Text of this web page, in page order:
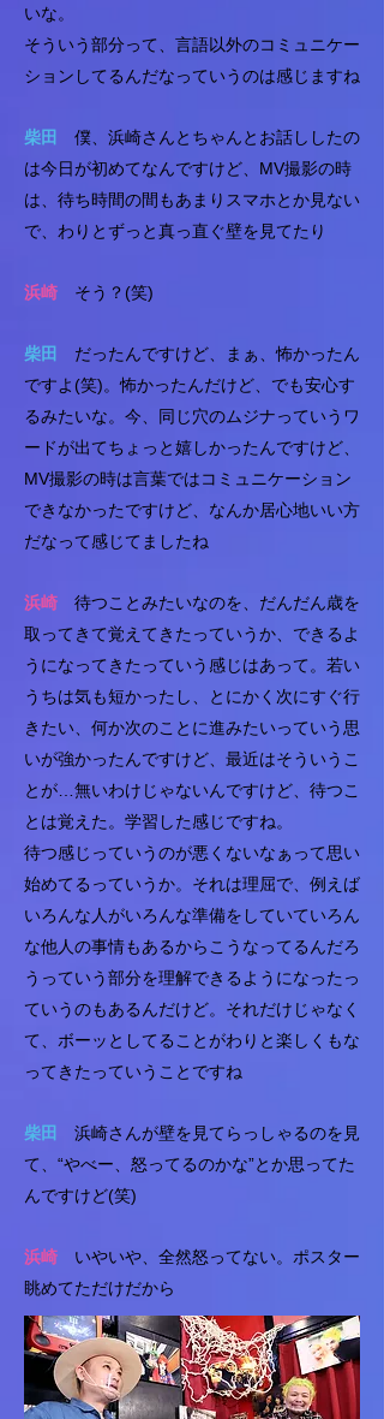
いな。
そういう部分って、言語以外のコミュニケー
ションしてるんだなっていうのは感じますね
柴田
僕、浜崎さんとちゃんとお話ししたの
は今日が初めてなんですけど、MV撮影の時
は、待ち時間の間もあまりスマホとか見ない
で、わりとずっと真っ直ぐ壁を見てたり
浜崎 そう？(笑)
柴田
だったんですけど、まぁ、怖かったん
ですよ(笑)。怖かったんだけど、でも安心す
るみたいな。今、同じ穴のムジナっていうワ
ードが出てちょっと嬉しかったんですけど、
MV撮影の時は言葉ではコミュニケーション
できなかったですけど、なんか居心地いい方
だなって感じてましたね
浜崎 待つことみたいなのを、だんだん歳を
取ってきて覚えてきたっていうか、できるよ
うになってきたっていう感じはあって。若い
うちは気も短かったし、とにかく次にすぐ行
きたい、何か次のことに進みたいっていう思
いが強かったんですけど、最近はそういうこ
とが…無いわけじゃないんですけど、待つこ
とは覚えた。学習した感じですね。
待つ感じっていうのが悪くないなぁって思い
始めてるっていうか。それは理屈で、例えば
いろんな人がいろんな準備をしていていろん
な他人の事情もあるからこうなってるんだろ
うっていう部分を理解できるようになったっ
ていうのもあるんだけど。それだけじゃなく
て、ボーッとしてることがわりと楽しくもな
ってきたっていうことですね
柴田
浜崎さんが壁を見てらっしゃるのを見
て、“やべー、怒ってるのかな”とか思ってた
んですけど(笑)
浜崎 いやいや、全然怒ってない。ポスター
眺めてただけだから